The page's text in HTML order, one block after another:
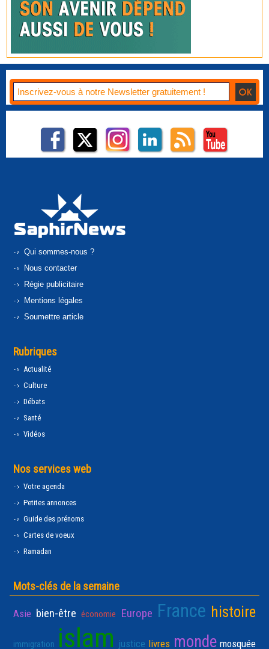
Qui sommes-nous ?
Nous contacter
Régie publicitaire
Mentions légales
Soumettre article
Rubriques
Actualité
Culture
Débats
Santé
Vidéos
Nos services web
Votre agenda
Petites annonces
Guide des prénoms
Cartes de voeux
Ramadan
Mots-clés de la semaine
Asie bien-être économie Europe France histoire
immigration islam justice livres monde mosquée